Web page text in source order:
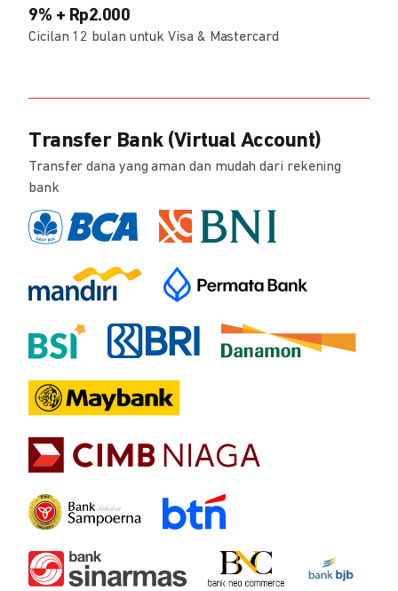
9% + Rp2.000
Cicilan 12 bulan untuk Visa & Mastercard
Transfer Bank (Virtual Account)
Transfer dana yang aman dan mudah dari rekening
bank